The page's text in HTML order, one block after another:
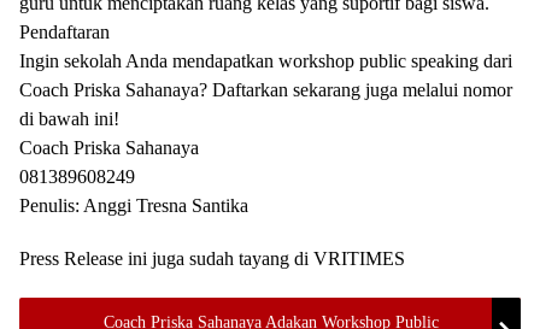
Pendaftaran
Ingin sekolah Anda mendapatkan workshop public speaking dari
Coach Priska Sahanaya? Daftarkan sekarang juga melalui nomor
di bawah ini!
Coach Priska Sahanaya
081389608249
Penulis: Anggi Tresna Santika
Press Release ini juga sudah tayang di VRITIMES
Coach Priska Sahanaya Adakan Workshop Public